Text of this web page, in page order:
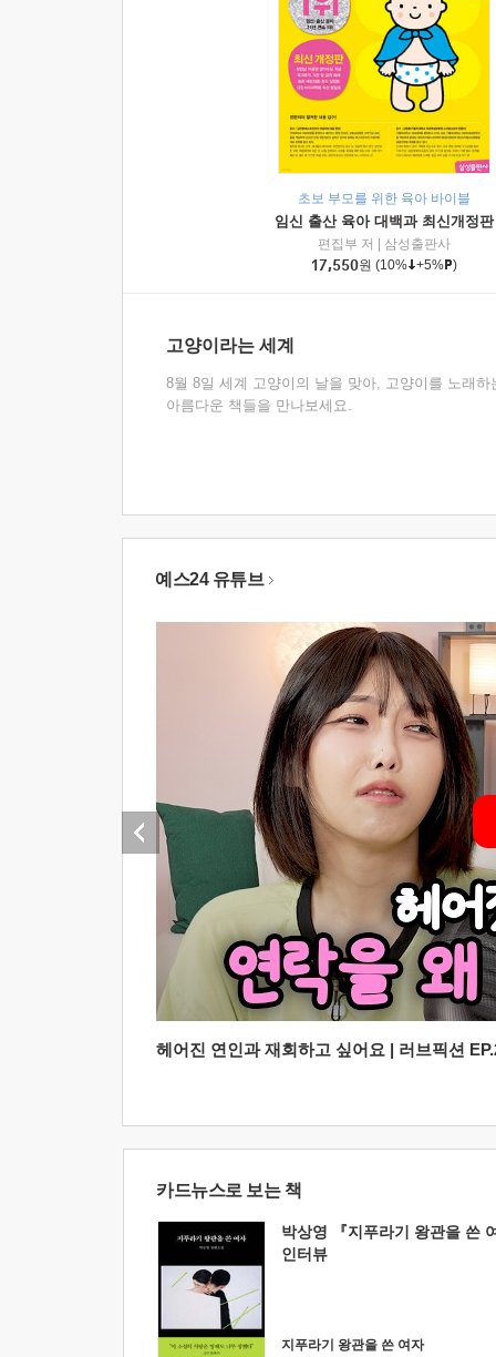
초보 부모를 위한 육아 바이블
임신 출산 육아 대백과 최신개정판
편집부 저
삼성출판사
17,550원 (10% +5% )
고양이라는 세계
8월 8일 세계 고양이의 날을 맞아, 고양이를 노래하
아름다운 책들을 만나보세요.
예스24 유튜브
헤어진 연인과 재회하고 싶어요 | 러브픽션
카드뉴스로 보는 책
박상영 『지푸라기 왕관을 쓴
인터뷰
지푸라기 왕관을 쓴 여자